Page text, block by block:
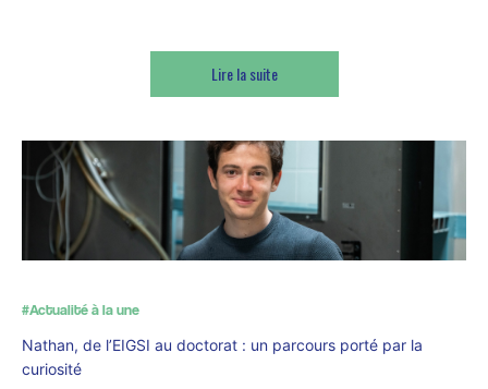
Lire la suite
#Actualité à la une
Nathan, de l’EIGSI au doctorat : un parcours porté par la
curiosité